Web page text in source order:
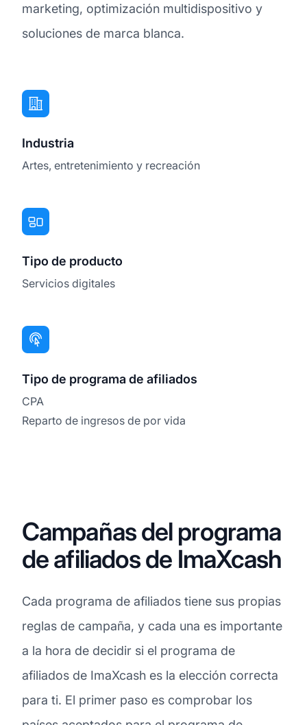
marketing, optimización multidispositivo y
soluciones de marca blanca.
Industria
Artes, entretenimiento y recreación
Tipo de producto
Servicios digitales
Tipo de programa de afiliados
CPA
Reparto de ingresos de por vida
Campañas del programa
de afiliados de ImaXcash
Cada programa de afiliados tiene sus propias
reglas de campaña, y cada una es importante
a la hora de decidir si el programa de
afiliados de ImaXcash es la elección correcta
para ti. El primer paso es comprobar los